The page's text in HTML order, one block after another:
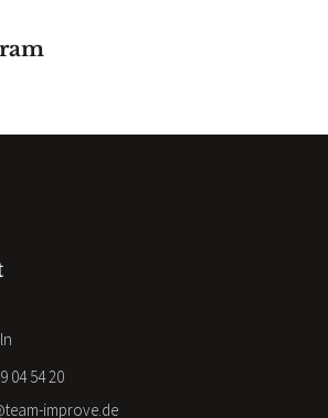
04 54 20
improve.de